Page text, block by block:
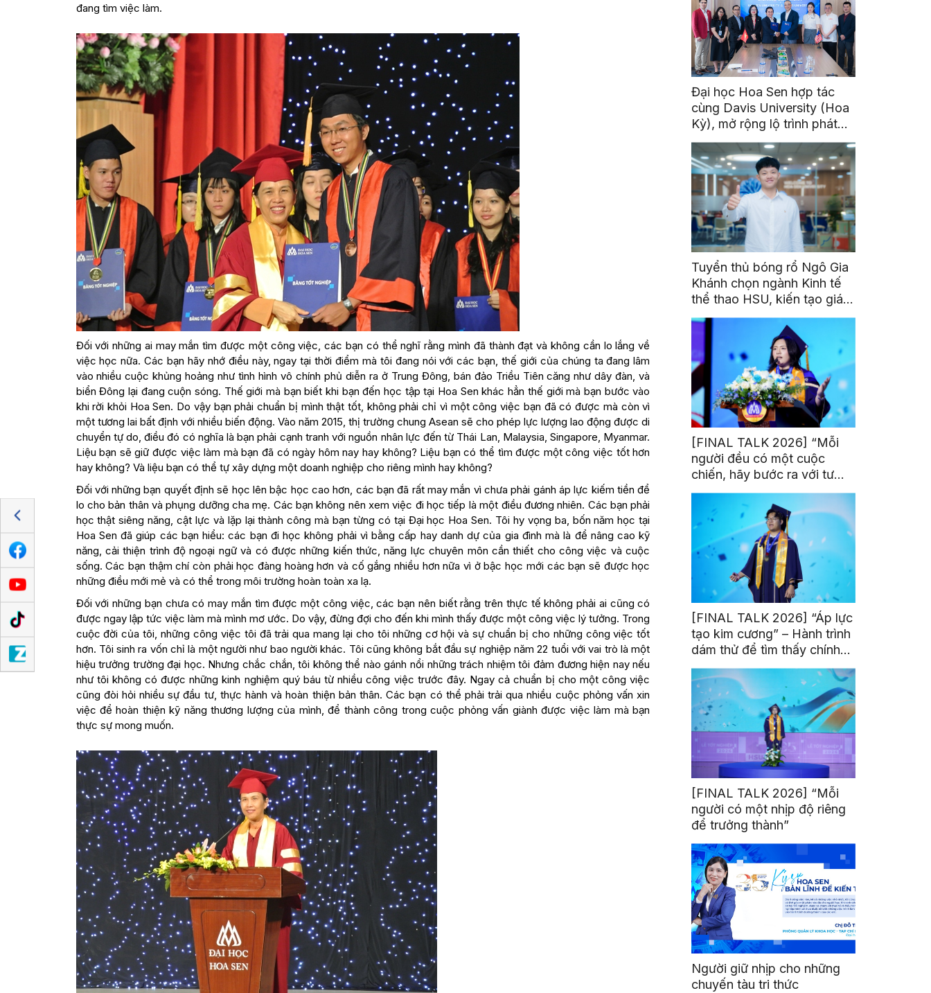
đang tìm việc làm.
Đối với những ai may mắn tìm được một công việc, các bạn có thể nghĩ rằng mình đã thành đạt và không cần lo lắng về
việc học nữa. Các bạn hãy nhớ điều này, ngay tại thời điểm mà tôi đang nói với các bạn, thế giới của chúng ta đang lâm
vào nhiều cuộc khủng hoảng như tình hình vô chính phủ diễn ra ở Trung Đông, bán đảo Triều Tiên căng như dây đàn, và
biển Đông lại đang cuộn sóng. Thế giới mà bạn biết khi bạn đến học tập tại Hoa Sen khác hẳn thế giới mà bạn bước vào
khi rời khỏi Hoa Sen. Do vậy bạn phải chuẩn bị mình thật tốt, không phải chỉ vì một công việc bạn đã có được mà còn vì
một tương lai bất định với nhiều biến động. Vào năm 2015, thị trường chung Asean sẽ cho phép lực lượng lao động được di
chuyển tự do, điều đó có nghĩa là bạn phải cạnh tranh với nguồn nhân lực đến từ Thái Lan, Malaysia, Singapore, Myanmar.
Liệu bạn sẽ giữ được việc làm mà bạn đã có ngày hôm nay hay không? Liệu bạn có thể tìm được một công việc tốt hơn
hay không? Và liệu bạn có thể tự xây dựng một doanh nghiệp cho riêng mình hay không?
Đối với những bạn quyết định sẽ học lên bậc học cao hơn, các bạn đã rất may mắn vì chưa phải gánh áp lực kiếm tiền để
lo cho bản thân và phụng dưỡng cha mẹ. Các bạn không nên xem việc đi học tiếp là một điều đương nhiên. Các bạn phải
học thật siêng năng, cật lực và lặp lại thành công mà bạn từng có tại Đại học Hoa Sen. Tôi hy vọng ba, bốn năm học tại
Hoa Sen đã giúp các bạn hiểu: các bạn đi học không phải vì bằng cấp hay danh dự của gia đình mà là để nâng cao kỹ
năng, cải thiện trình độ ngoại ngữ và có được những kiến thức, năng lực chuyên môn cần thiết cho công việc và cuộc
sống. Các bạn thậm chí còn phải học đàng hoàng hơn và cố gắng nhiều hơn nữa vì ở bậc học mới các bạn sẽ được học
những điều mới mẻ và có thể trong môi trường hoàn toàn xa lạ.
Đối với những bạn chưa có may mắn tìm được một công việc, các bạn nên biết rằng trên thực tế không phải ai cũng có
được ngay lập tức việc làm mà mình mơ ước. Do vậy, đừng đợi cho đến khi mình thấy được một công việc lý tưởng. Trong
cuộc đời của tôi, những công việc tôi đã trải qua mang lại cho tôi những cơ hội và sự chuẩn bị cho những công việc tốt
hơn. Tôi sinh ra vốn chỉ là một người như bao người khác. Tôi cũng không bắt đầu sự nghiệp năm 22 tuổi với vai trò là một
hiệu trưởng trường đại học. Nhưng chắc chắn, tôi không thể nào gánh nổi những trách nhiệm tôi đảm đương hiện nay nếu
như tôi không có được những kinh nghiệm quý báu từ nhiều công việc trước đây. Ngay cả chuẩn bị cho một công việc
cũng đòi hỏi nhiều sự đầu tư, thực hành và hoàn thiện bản thân. Các bạn có thể phải trải qua nhiều cuộc phỏng vấn xin
việc để hoàn thiện kỹ năng thương lượng của mình, để thành công trong cuộc phỏng vấn giành được việc làm mà bạn
thực sự mong muốn.
Đại học Hoa Sen hợp tác
cùng Davis University (Hoa
Kỳ), mở rộng lộ trình phát
triển toàn cầu cho sinh viên
Tuyển thủ bóng rổ Ngô Gia
Khánh chọn ngành Kinh tế
thể thao HSU, kiến tạo giá
trị từ đam mê thể thao
[FINAL TALK 2026] “Mỗi
người đều có một cuộc
chiến, hãy bước ra với tư
thế của người chiến thắng”
[FINAL TALK 2026] “Áp lực
tạo kim cương” – Hành trình
dám thử để tìm thấy chính
mình
[FINAL TALK 2026] “Mỗi
người có một nhịp độ riêng
để trưởng thành”
Người giữ nhịp cho những
chuyến tàu tri thức